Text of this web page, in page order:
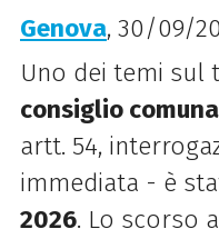
Genova, 30/09/
Uno dei temi
consiglio
artt. 54,
immediata - è
2026. Lo scorso